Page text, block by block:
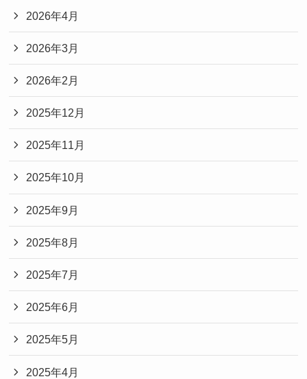
2026年4月
2026年3月
2026年2月
2025年12月
2025年11月
2025年10月
2025年9月
2025年8月
2025年7月
2025年6月
2025年5月
2025年4月